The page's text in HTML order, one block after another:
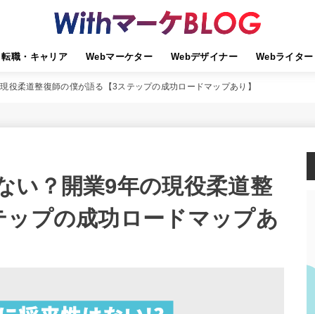
転職・キャリア Webマーケター Webデザイナー Webライター
役柔道整復師の僕が語る【3ステップの成功ロードマップあり】
い？開業9年の現役柔道整
プの成功ロードマップあ